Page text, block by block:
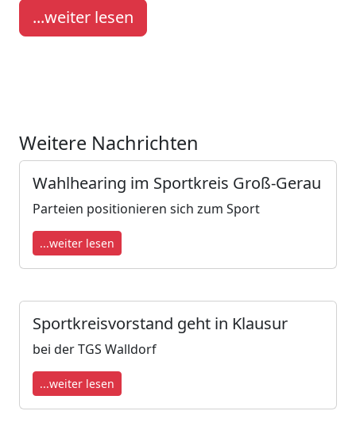
...weiter lesen
Weitere Nachrichten
Wahlhearing im Sportkreis Groß-Gerau
Parteien positionieren sich zum Sport
...weiter lesen
Sportkreisvorstand geht in Klausur
bei der TGS Walldorf
...weiter lesen